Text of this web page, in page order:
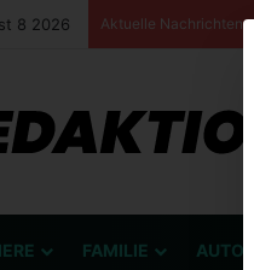
8 2026 Aktuelle Nachrichten
FAMILIE AUTO